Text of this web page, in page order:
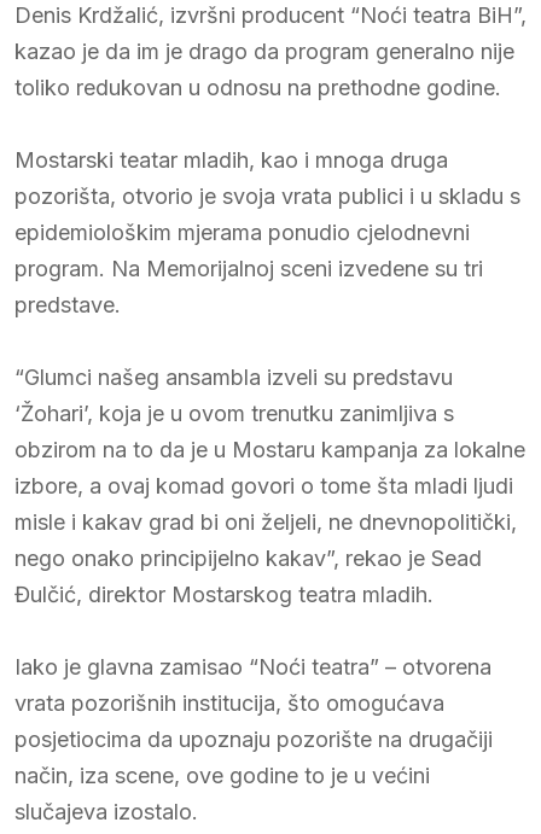
Denis Krdžalić, izvršni producent “Noći teatra BiH”,
kazao je da im je drago da program generalno nije
toliko redukovan u odnosu na prethodne godine.
Mostarski teatar mladih, kao i mnoga druga
pozorišta, otvorio je svoja vrata publici i u skladu s
epidemiološkim mjerama ponudio cjelodnevni
program. Na Memorijalnoj sceni izvedene su tri
predstave.
“Glumci našeg ansambla izveli su predstavu
‘Žohari’, koja je u ovom trenutku zanimljiva s
obzirom na to da je u Mostaru kampanja za lokalne
izbore, a ovaj komad govori o tome šta mladi ljudi
misle i kakav grad bi oni željeli, ne dnevnopolitički,
nego onako principijelno kakav”, rekao je Sead
Đulčić, direktor Mostarskog teatra mladih.
Iako je glavna zamisao “Noći teatra” – otvorena
vrata pozorišnih institucija, što omogućava
posjetiocima da upoznaju pozorište na drugačiji
način, iza scene, ove godine to je u većini
slučajeva izostalo.